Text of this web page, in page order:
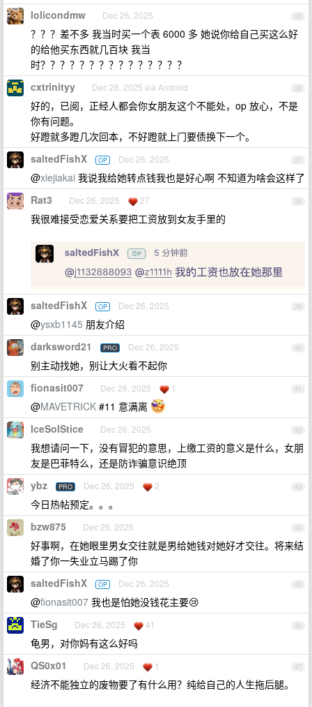
35
lolicondmw Dec 26, 2025
？？？差不多 我当时买一个表 6000 多 她说你给自己买这么好
的给他买东西就几百块 我当
时？？？？？？？？？？？？？？？
36
cxtrinityy Dec 26, 2025 via Android
好的，已阅，正经人都会你女朋友这个不能处，op 放心，不是
你有问题。
好蹬就多蹬几次回本，不好蹬就上门要债换下一个。
37
saltedFishX OP Dec 26, 2025
@xiejiakai 我说我给她转点钱我也是好心啊 不知道为啥会这样了
38
Rat3 Dec 26, 2025 27
我很难接受恋爱关系要把工资放到女友手里的
39
saltedFishX OP Dec 26, 2025
@ysxb1145 朋友介绍
40
darksword21 PRO Dec 26, 2025
别主动找她，别让大火看不起你
41
fionasit007 Dec 26, 2025 1
@MAVETRICK #11 意满离
42
IceSolStice Dec 26, 2025
我想请问一下，没有冒犯的意思，上缴工资的意义是什么，女朋
友是巴菲特么，还是防诈骗意识绝顶
43
ybz PRO Dec 26, 2025 2
今日热帖预定。。。
44
bzw875 Dec 26, 2025
好事啊，在她眼里男女交往就是男给她钱对她好才交往。将来结
婚了你一失业立马踢了你
45
saltedFishX OP Dec 26, 2025
@fionasit007 我也是怕她没钱花主要😢
46
TieSg Dec 26, 2025 41
龟男，对你妈有这么好吗
47
QS0x01 Dec 26, 2025 1
经济不能独立的废物要了有什么用？纯给自己的人生拖后腿。